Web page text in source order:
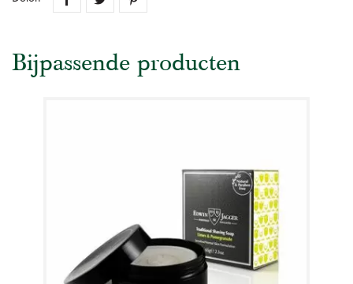
Bijpassende producten